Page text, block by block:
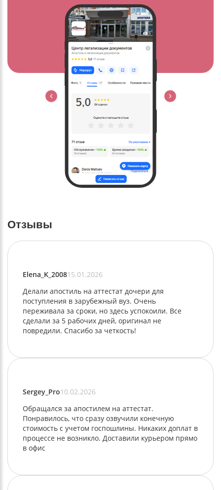
Отзывы
Elena_K_200815.01.2026
Делали апостиль на аттестат дочери для
поступления в зарубежный вуз. Очень
переживала за сроки, но здесь успокоили. Все
сделали за 5 рабочих дней, оригинал не
повредили. Спасибо за четкость!
Sergey_Pro10.02.2026
Обращался за апостилем на аттестат.
Понравилось, что сразу озвучили конечную
стоимость с учетом госпошлины. Никаких доплат в
процессе не возникло. Доставили курьером прямо
в офис